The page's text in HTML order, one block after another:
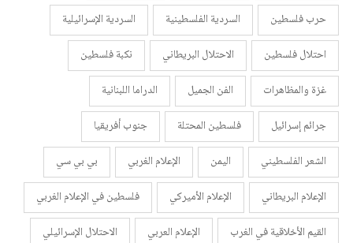
حرب فلسطين
السردية الفلسطينية
السردية الإسرائيلية
احتلال فلسطين
الاحتلال البريطاني
نكبة فلسطين
غزة والمظاهرات
الفن الجميل
الدراما اللبنانية
جرائم إسرائيل
فلسطين المحتلة
جنوب أفريقيا
الشعر الفلسطيني
اليمن الإعلام الغربي
بي بي سي
الإعلام البريطاني
الإعلام الأميركي
فلسطين في الإعلام الغربي
القيم الأخلاقية في الغرب
الإعلام العربي
الاحتلال الإسرائيلي